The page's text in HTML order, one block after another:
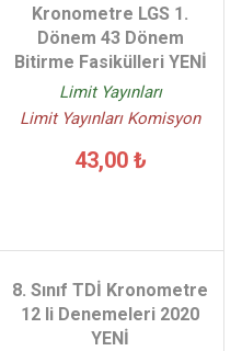
Kronometre LGS 1.
Dönem 43 Dönem
Bitirme Fasikülleri YENİ
Limit Yayınları
Limit Yayınları Komisyon
43,00 ₺
8. Sınıf TDİ Kronometre
12 li Denemeleri 2020
YENİ